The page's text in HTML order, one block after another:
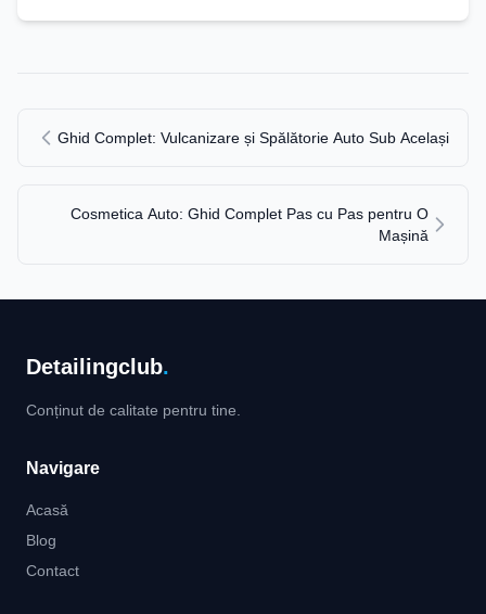
Ghid Complet: Vulcanizare și Spălătorie Auto Sub Același
Cosmetica Auto: Ghid Complet Pas cu Pas pentru O
Mașină
Detailingclub.
Conținut de calitate pentru tine.
Navigare
Acasă
Blog
Contact